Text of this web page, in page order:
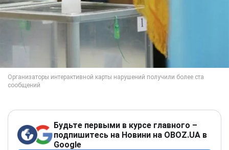
Будьте первыми в курсе главного –
подпишитесь на Новини на OBOZ.UA в
Google